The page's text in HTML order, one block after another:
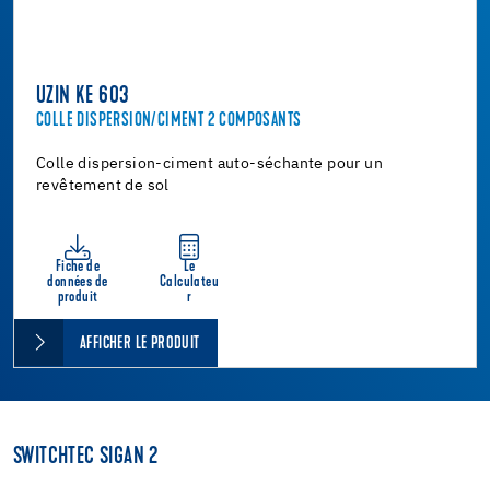
UZIN KE 603
COLLE DISPERSION/CIMENT 2 COMPOSANTS
Colle dispersion-ciment auto-séchante pour un
revêtement de sol
Fiche de
données de
produit
Le
Calculateu
r
AFFICHER LE PRODUIT
SWITCHTEC SIGAN 2